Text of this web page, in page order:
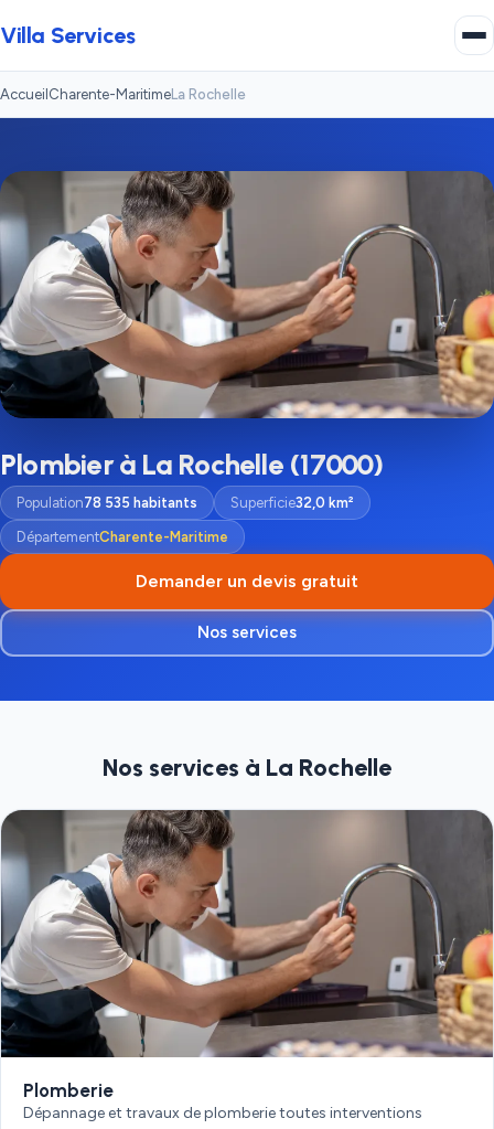
Villa Services
Accueil Charente-MaritimeLa Rochelle
Plombier à La Rochelle (17000)
Population78 535 habitants Superficie32,0 km²
DépartementCharente-Maritime
Demander un devis gratuit
Nos services
Nos services à La Rochelle
Plomberie
Dépannage et travaux de plomberie toutes interventions